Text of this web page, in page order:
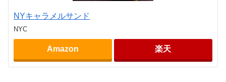
NYキャラメルサンド
NYC
Amazon 楽天